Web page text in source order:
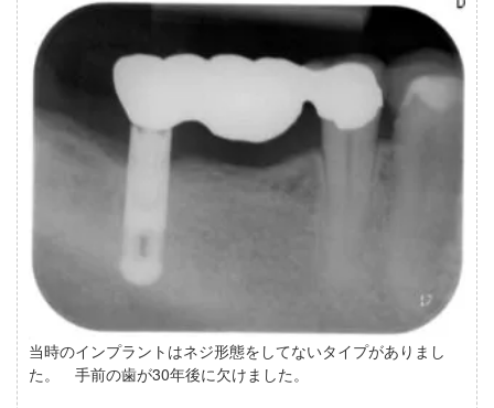
当時のインプラントはネジ形態をしてないタイプがありまし
た。 手前の歯が30年後に欠けました。